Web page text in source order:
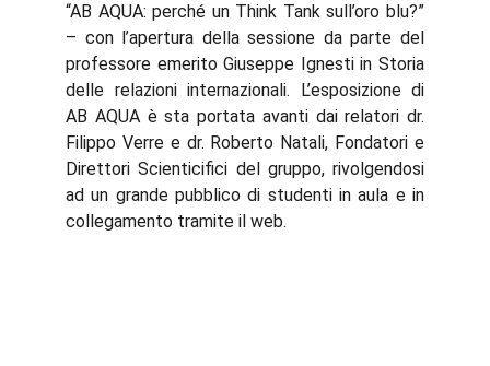
“AB AQUA: perché un Think Tank sull’oro blu?”
– con l’apertura della sessione da parte del
professore emerito Giuseppe Ignesti in Storia
delle relazioni internazionali. L’esposizione di
AB AQUA è sta portata avanti dai relatori dr.
Filippo Verre e dr. Roberto Natali, Fondatori e
Direttori Scienticifici del gruppo, rivolgendosi
ad un grande pubblico di studenti in aula e in
collegamento tramite il web.